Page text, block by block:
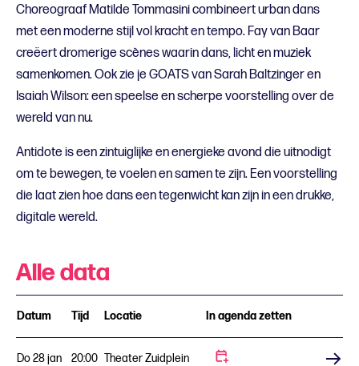
Choreograaf Matilde Tommasini combineert urban dans
met een moderne stijl vol kracht en tempo. Fay van Baar
creëert dromerige scènes waarin dans, licht en muziek
samenkomen. Ook zie je GOATS van Sarah Baltzinger en
Isaiah Wilson: een speelse en scherpe voorstelling over de
wereld van nu.
Antidote is een zintuiglijke en energieke avond die uitnodigt
om te bewegen, te voelen en samen te zijn. Een voorstelling
die laat zien hoe dans een tegenwicht kan zijn in een drukke,
digitale wereld.
Alle data
Datum Tijd Locatie In agenda zetten
Do 28 jan 20:00 Theater Zuidplein